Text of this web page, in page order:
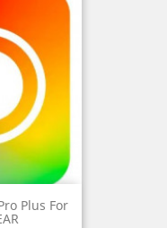
Plus For